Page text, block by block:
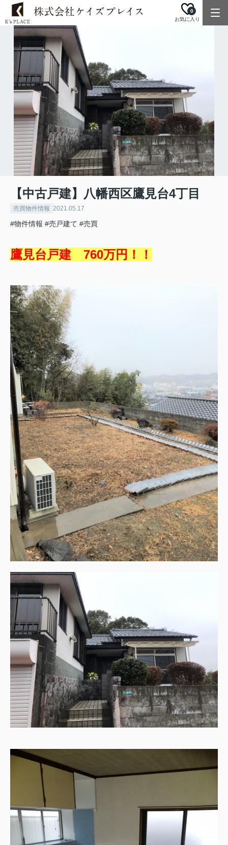
お気に入り
0
【中古戸建】八幡西区鷹見台4丁目
売買物件情報 2021.05.17
#物件情報 #売戸建て #売買
鷹見台戸建 760万円！！